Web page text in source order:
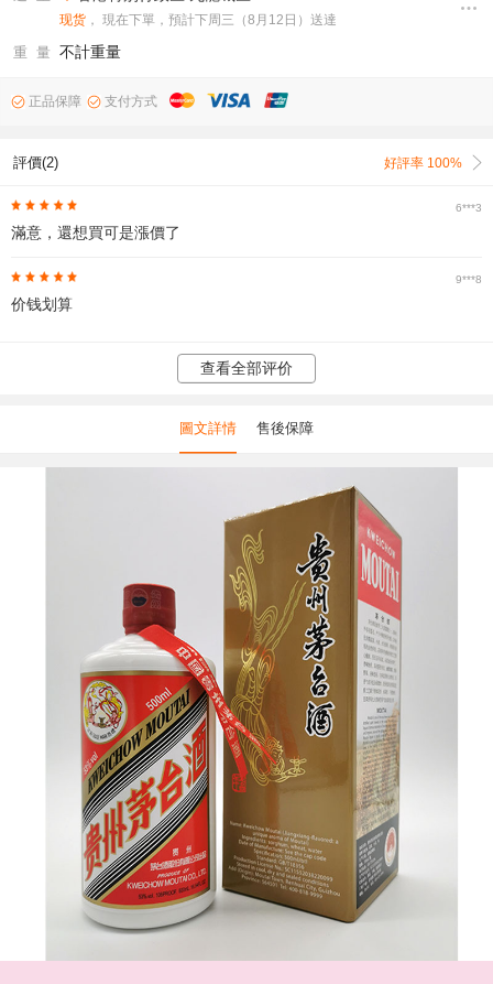
现货 ， 現在下單，預計下周三（8月12日）送達
重 量 不計重量
正品保障 支付方式
評價(2) 好評率 100%
6***3
滿意，還想買可是漲價了
9***8
价钱划算
查看全部评价
圖文詳情 售後保障